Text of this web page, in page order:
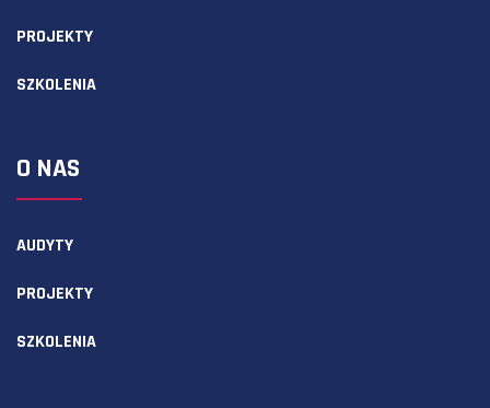
PROJEKTY
SZKOLENIA
O NAS
AUDYTY
PROJEKTY
SZKOLENIA